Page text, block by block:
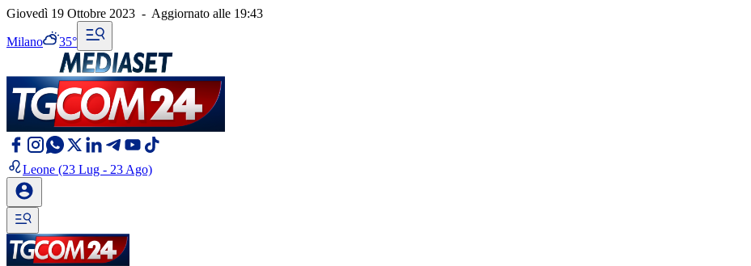
Giovedì 19 Ottobre 2023 - Aggiornato alle 19:43
Milano 35°
Leone (23 Lug - 23 Ago)